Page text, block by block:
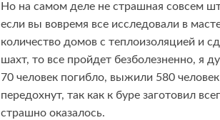
Но на самом деле не страшная совсем
если вы вовремя все исследовали в
количество домов с теплоизоляцией и
шахт, то все пройдет безболезненно, я
70 человек погибло, выжили 580
передохнут, так как к буре заготовил
страшно оказалось.